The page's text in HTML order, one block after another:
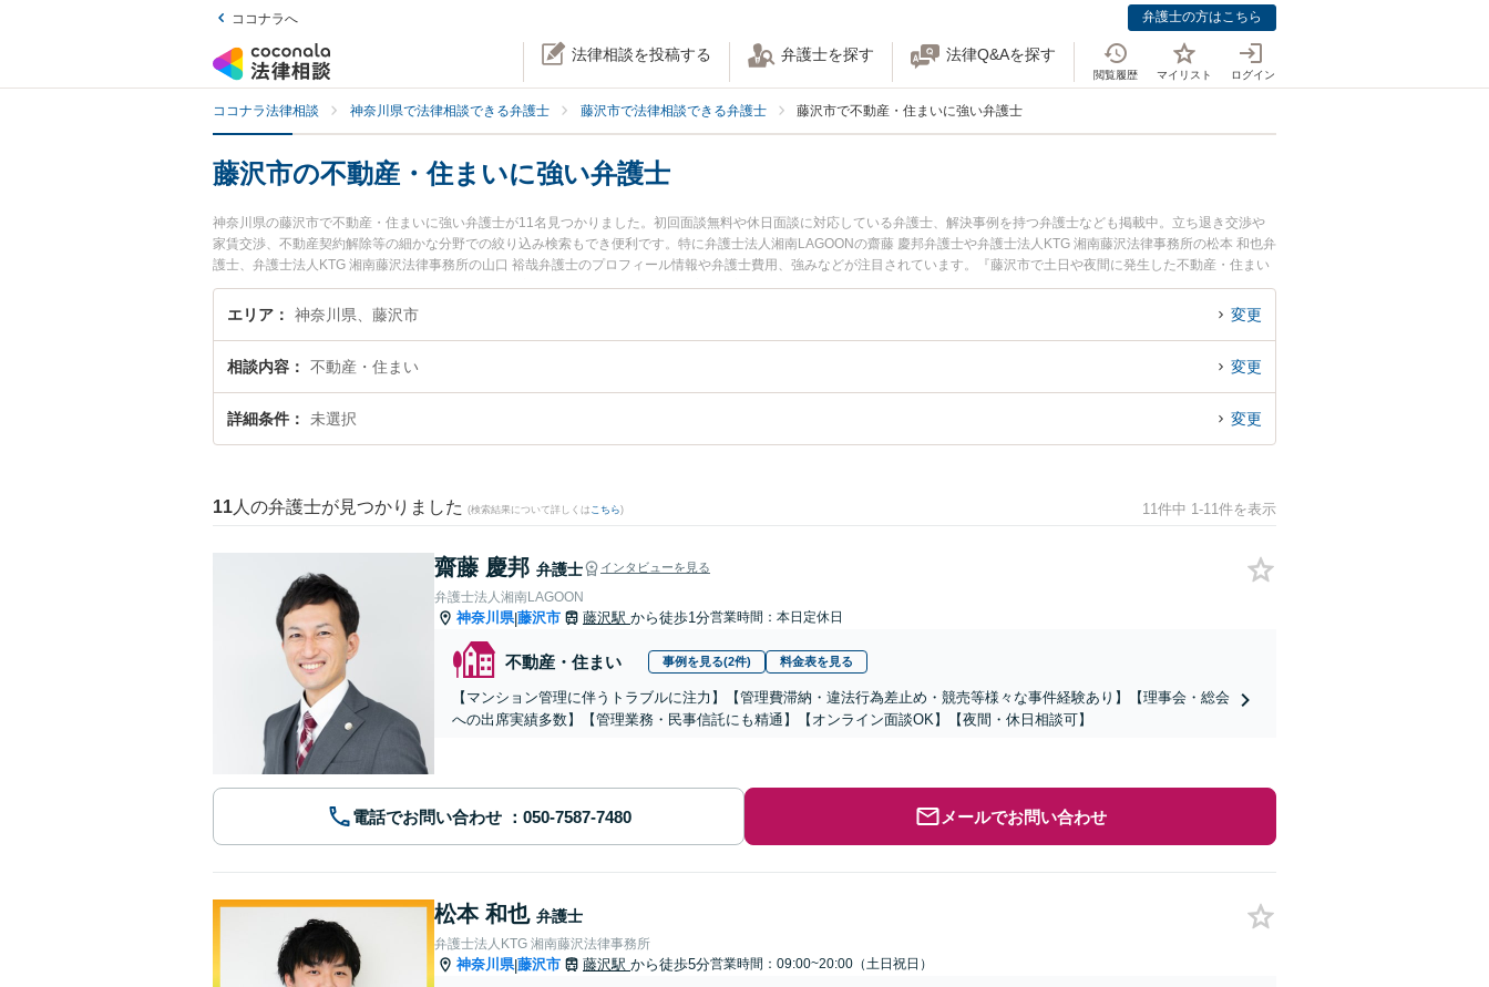
ココナラへ 弁護士の方はこちら
法律相談を投稿する 弁護士を探す 法律Q&Aを探す
閲覧履歴 マイリスト ログイン
ココナラ法律相談 神奈川県で法律相談できる弁護士 藤沢市で法律相談できる弁護士 藤沢市で不動産・住まいに強い弁護士
藤沢市の不動産・住まいに強い弁護士
神奈川県の藤沢市で不動産・住まいに強い弁護士が11名見つかりました。初回面談無料や休日面談に対応している弁護士、解決事例を持つ弁護士なども掲載中。立ち退き交渉や
家賃交渉、不動産契約解除等の細かな分野での絞り込み検索もでき便利です。特に弁護士法人湘南LAGOONの齋藤 慶邦弁護士や弁護士法人KTG 湘南藤沢法律事務所の松本 和也弁
護士、弁護士法人KTG 湘南藤沢法律事務所の山口 裕哉弁護士のプロフィール情報や弁護士費用、強みなどが注目されています。『藤沢市で土日や夜間に発生した不動産・住まい
のトラブルを今すぐに弁護士に相談したい』『不動産・住まいのトラブル解決の実績豊富な近くの弁護士を検索したい』『初回相談無料で不動産・住まいを法律相談できる藤沢市
内の弁護士に相談予約したい』などでお困りの相談者さんにおすすめです。
エリア 神奈川県、藤沢市 変更
相談内容 不動産・住まい 変更
詳細条件 未選択 変更
11 人の弁護士が見つかりました (検索結果について詳しくは こちら) 11件中 1-11件を表示
齋藤 慶邦 弁護士 インタビューを見る
弁護士法人湘南LAGOON
神奈川県|藤沢市 藤沢駅 から徒歩1分営業時間：本日定休日
不動産・住まい 事例を見る(2件) 料金表を見る
【マンション管理に伴うトラブルに注力】【管理費滞納・違法行為差止め・競売等様々な事件経験あり】【理事会・総会
への出席実績多数】【管理業務・民事信託にも精通】【オンライン面談OK】【夜間・休日相談可】
電話でお問い合わせ メールでお問い合わせ
松本 和也 弁護士
弁護士法人KTG 湘南藤沢法律事務所
神奈川県|藤沢市 藤沢駅 から徒歩5分営業時間：09:00~20:00（土日祝日）